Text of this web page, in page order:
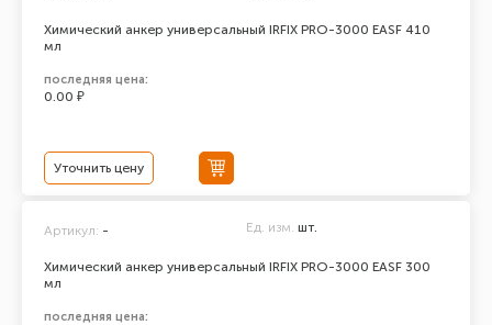
Химический анкер универсальный IRFIX PRO-3000 EASF 410
мл
последняя цена:
0.00 ₽
Уточнить цену
Химический анкер универсальный IRFIX PRO-3000 EASF 300
мл
Артикул: - Ед. изм. шт.
последняя цена: